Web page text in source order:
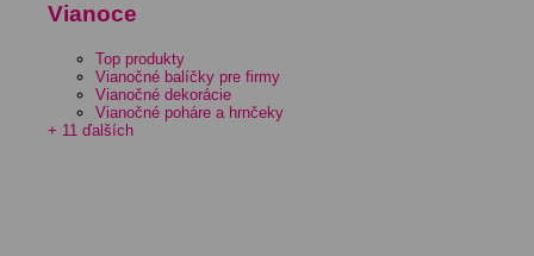
Vianoce
Top produkty
Vianočné balíčky pre firmy
Vianočné dekorácie
Vianočné poháre a hrnčeky
+ 11 ďalších